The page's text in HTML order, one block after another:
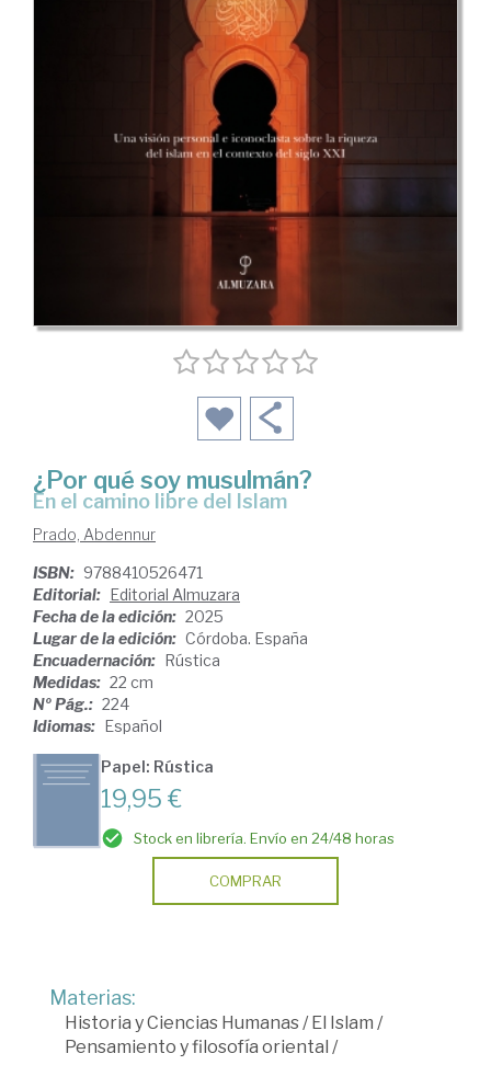
¿Por qué soy musulmán?
En el camino libre del Islam
Prado, Abdennur
ISBN: 9788410526471
Editorial: Editorial Almuzara
Fecha de la edición: 2025
Lugar de la edición: Córdoba. España
Encuadernación: Rústica
Medidas: 22 cm
Nº Pág.: 224
Idiomas: Español
Papel: Rústica
19,95 €
Stock en librería. Envío en 24/48 horas
COMPRAR
Materias:
Historia y Ciencias Humanas/El Islam /
Pensamiento y filosofía oriental /